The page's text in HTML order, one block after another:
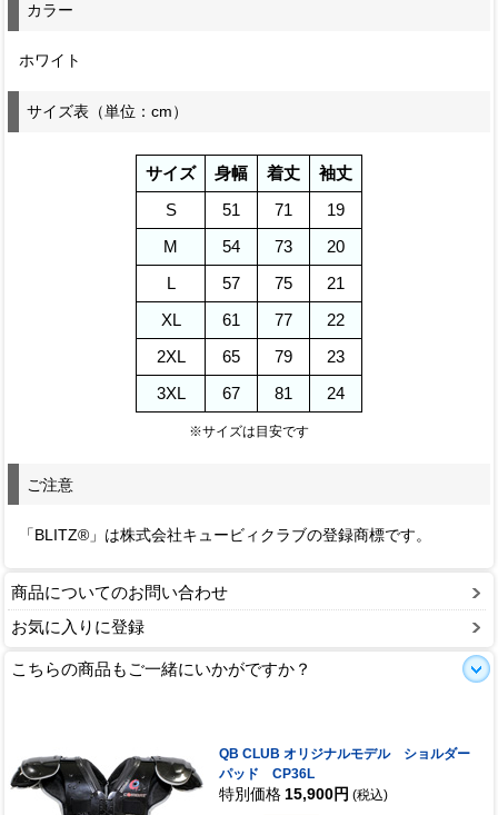
カラー
ホワイト
サイズ表（単位：cm）
サイズ 身幅 着丈
袖丈
S
51 71
19
M
54 73
20
L
57 75
21
XL
61 77
22
2XL
65 79
23
3XL
67 81 24
※サイズは目安です
ご注意
「BLITZ®」は株式会社キュービィクラブの登録商標です。
商品についてのお問い合わせ
お気に入りに登録
こちらの商品もご一緒にいかがですか？
QB CLUB オリジナルモデル ショルダー
パッド CP36L
特別価格 15,900円 (税込)